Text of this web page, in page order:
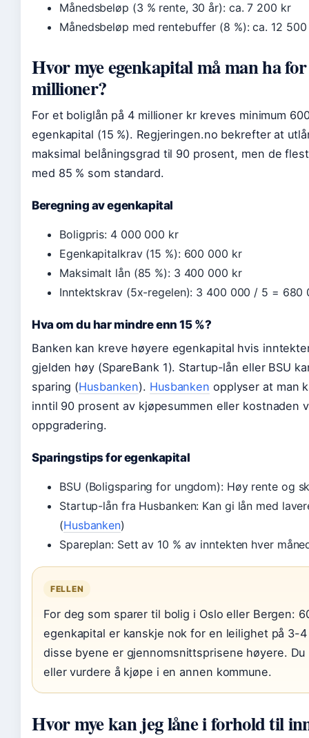
Månedsbeløp (3 % rente, 30 år): ca. 7 200 kr
Månedsbeløp med rentebuffer (8 %): ca. 12
Hvor mye egenkapital må man ha
millioner?
For et boliglån på 4 millioner kr kreves minimum
egenkapital (15 %). Regjeringen.no bekrefter at
maksimal belåningsgrad til 90 prosent, men de
med 85 % som standard.
Beregning av egenkapital
Boligpris: 4 000 000 kr
Egenkapitalkrav (15 %): 600 000 kr
Maksimalt lån (85 %): 3 400 000 kr
Inntektskrav (5x-regelen): 3 400 000 / 5 = 680
Hva om du har mindre enn 15 %?
Banken kan kreve høyere egenkapital hvis
gjelden høy (SpareBank 1). Startup-lån eller BSU
sparing (Husbanken). Husbanken opplyser at man
inntil 90 prosent av kjøpesummen eller kostnaden
oppgradering.
Sparingstips for egenkapital
BSU (Boligsparing for ungdom): Høy rente og
Startup-lån fra Husbanken: Kan gi lån med
(Husbanken)
Spareplan: Sett av 10 % av inntekten hver
FELLEN
For deg som sparer til bolig i Oslo eller Bergen:
egenkapital er kanskje nok for en leilighet på 3-
disse byene er gjennomsnittsprisene høyere. Du
eller vurdere å kjøpe i en annen kommune.
Hvor mye kan jeg låne i forhold til